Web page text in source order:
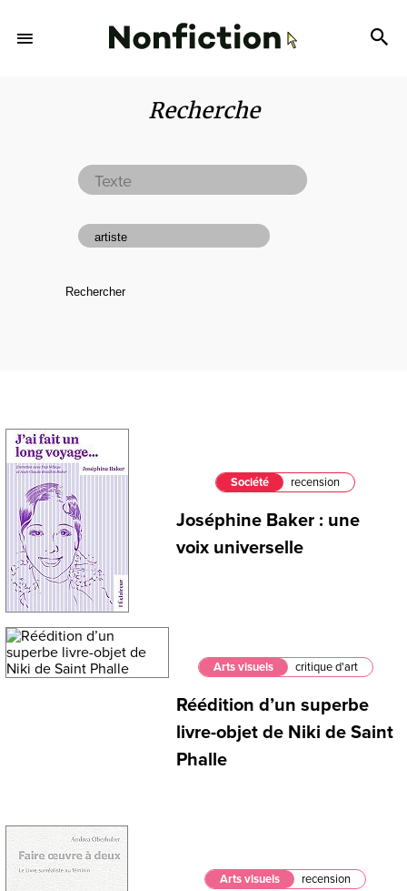
Recherche
Société recension
Joséphine Baker : une
voix universelle
Arts visuels critique d'art
Réédition d’un superbe
livre-objet de Niki de Saint
Phalle
Arts visuels recension